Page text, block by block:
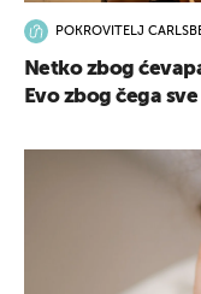
POKROVITELJ
Netko zbog
Evo zbog čega